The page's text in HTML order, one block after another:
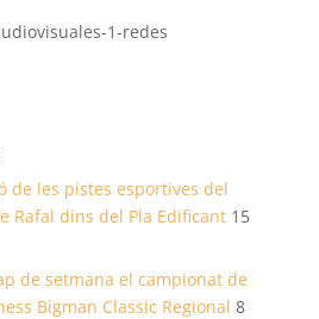
de les pistes esportives del
Rafal dins del Pla Edificant 15
de setmana el campionat de
Bigman Classic Regional 8